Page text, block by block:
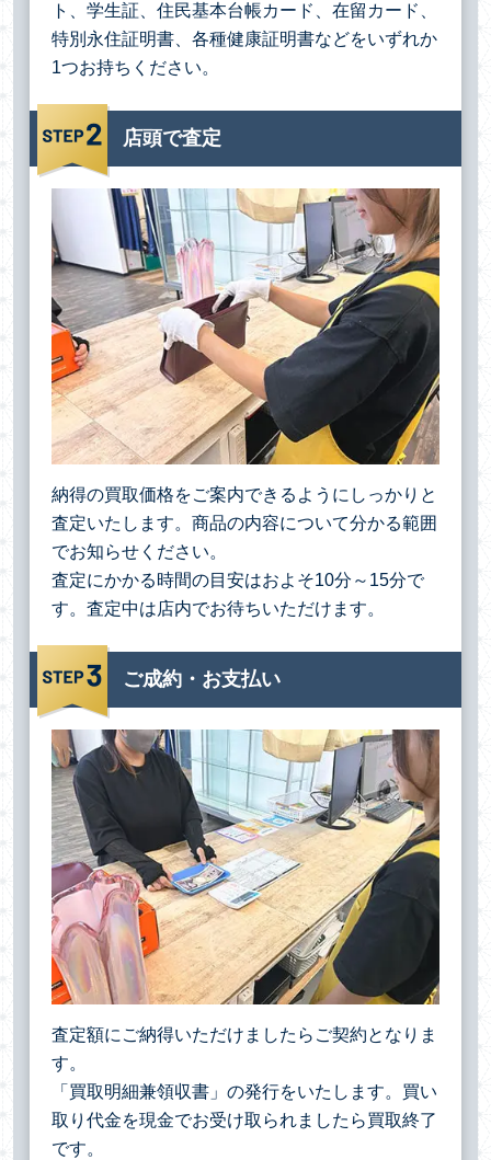
ト、学生証、住民基本台帳カード、在留カード、
特別永住証明書、各種健康証明書などをいずれか
1つお持ちください。
店頭で査定
納得の買取価格をご案内できるようにしっかりと
査定いたします。商品の内容について分かる範囲
でお知らせください。
査定にかかる時間の目安はおよそ10分～15分で
す。査定中は店内でお待ちいただけます。
ご成約・お支払い
査定額にご納得いただけましたらご契約となりま
す。
「買取明細兼領収書」の発行をいたします。買い
取り代金を現金でお受け取られましたら買取終了
です。